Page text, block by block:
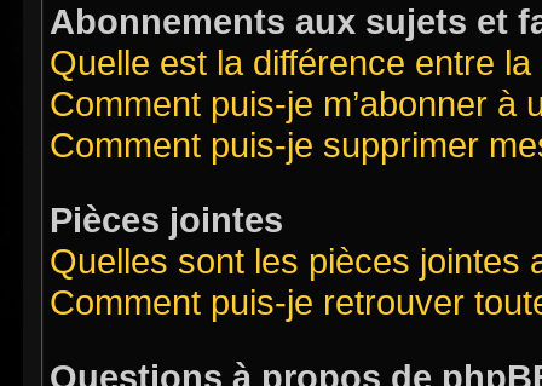
Abonnements aux sujets et
Quelle est la différence entre
Comment puis-je m’abonner
Comment puis-je supprimer
Pièces jointes
Quelles sont les pièces jointes
Comment puis-je retrouver
Questions à propos de